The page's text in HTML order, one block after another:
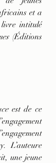
et a
(Éditions
est de ce
L’auteure
une jeune